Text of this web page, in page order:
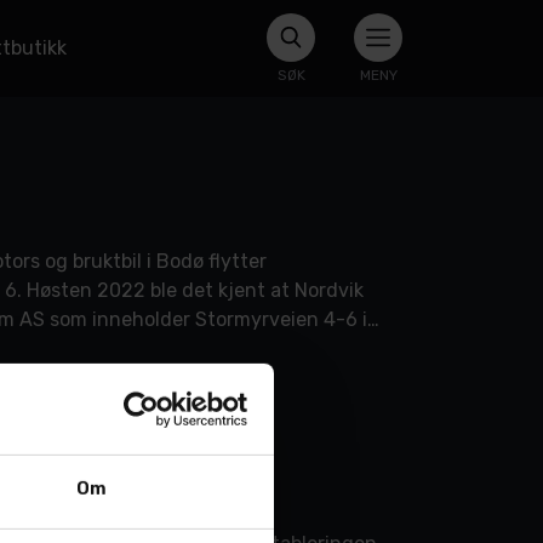
Om
SØK MENY
og bruktbil i Bodø flytter
Høsten 2022 ble det kjent at Nordvik
AS som inneholder Stormyrveien 4-6 i